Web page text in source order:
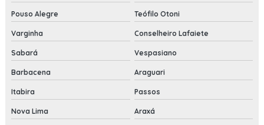
Pouso Alegre Teófilo Otoni
Varginha Conselheiro Lafaiete
Sabará Vespasiano
Barbacena Araguari
Itabira Passos
Nova Lima Araxá